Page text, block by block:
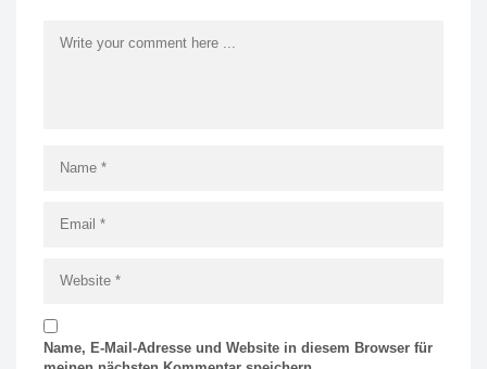
Name, E-Mail-Adresse und Website in diesem Browser für